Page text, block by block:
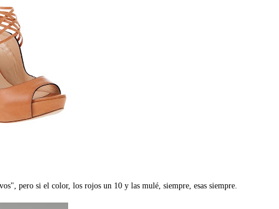
pero si el color, los rojos un 10 y las mulé, siempre, esas siempre.